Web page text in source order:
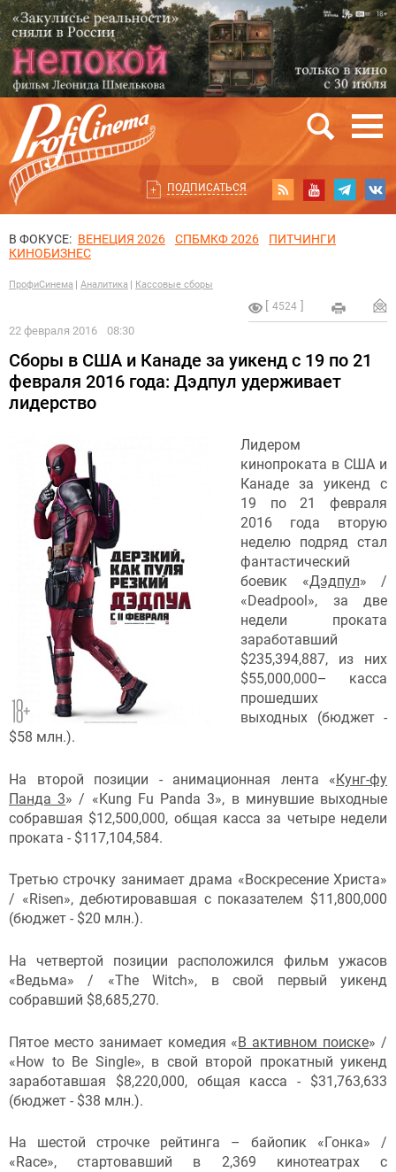
ПОДПИСАТЬСЯ
В ФОКУСЕ: ВЕНЕЦИЯ 2026 СПБМКФ 2026
ПИТЧИНГИ
КИНОБИЗНЕС
ПрофиСинема Аналитика Кассовые сборы
4524
22 февраля 2016 08:30
Сборы в США и Канаде за уикенд с 19 по 21
февраля 2016 года: Дэдпул удерживает
лидерство
Лидером
кинопроката в США и
Канаде за уикенд с
19 по 21 февраля
2016 года вторую
неделю подряд стал
фантастический
боевик «Дэдпул» /
«Deadpool», за две
недели проката
заработавший
$235,394,887, из них
$55,000,000– касса
прошедших
выходных (бюджет -
$58 млн.).
На второй позиции - анимационная лента «Кунг-фу
Панда 3» / «Kung Fu Panda 3», в минувшие выходные
собравшая $12,500,000, общая касса за четыре недели
проката - $117,104,584.
Третью строчку занимает драма «Воскресение Христа»
/ «Risen», дебютировавшая с показателем $11,800,000
(бюджет - $20 млн.).
На четвертой позиции расположился фильм ужасов
«Ведьма» / «The Witch», в свой первый уикенд
собравший $8,685,270.
Пятое место занимает комедия «В активном поиске» /
«How to Be Single», в свой второй прокатный уикенд
заработавшая $8,220,000, общая касса - $31,763,633
(бюджет - $38 млн.).
На шестой строчке рейтинга – байопик «Гонка» /
«Race», стартовавший в 2,369 кинотеатрах с